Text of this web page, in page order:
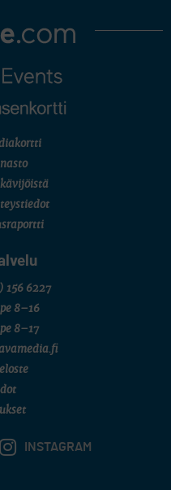
Play Championship
156 6227
8–16
8–17
INSTAGRAM